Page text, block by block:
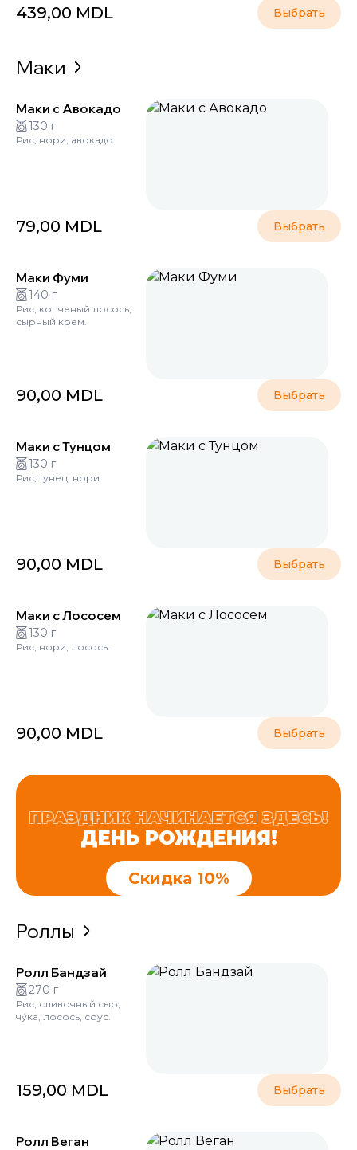
439,00 MDL Выбрать
Маки
Маки с Авокадо
130 г
Рис, нори, авокадо.
79,00 MDL Выбрать
Маки Фуми
140 г
Рис, копченый лосось,
сырный крем.
90,00 MDL Выбрать
Маки с Тунцом
130 г
Рис, тунец, нори.
90,00 MDL Выбрать
Маки с Лососем
130 г
Рис, нори, лосось.
90,00 MDL Выбрать
ПРАЗДНИК НАЧИНАЕТСЯ ЗДЕСЬ!
ДЕНЬ РОЖДЕНИЯ!
Скидка 10%
Роллы
Ролл Бандзай
270 г
Рис, сливочный сыр,
чу́ка, лосось, соус.
159,00 MDL Выбрать
Ролл Веган